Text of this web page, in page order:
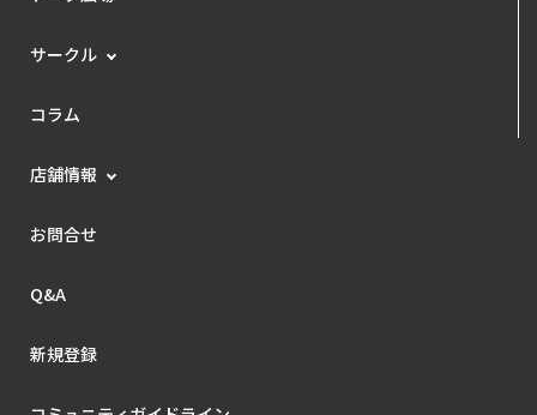
サークル
コラム
店舗情報
お問合せ
Q&A
新規登録